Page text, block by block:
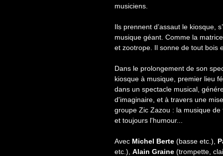
musiciens.
Ils prennent d’assaut le kiosque,
musique géant. Comme la
et zootrope. Il sonne de tout bois
Dans le prolongement de son
kiosque à musique, premier lieu
dans un spectacle musical,
d'imaginaire, et à travers une
groupe Zic Zazou : la musique
et toujours l'humour...
Avec Michel Berte (basse etc.),
etc.), Alain Graine (trompette,